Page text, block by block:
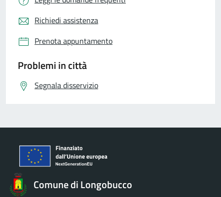
Richiedi assistenza
Prenota appuntamento
Problemi in città
Segnala disservizio
Comune di Longobucco